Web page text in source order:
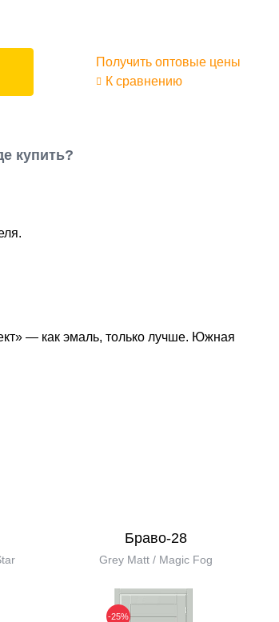
Получить оптовые цены
К сравнению
купить?
— как эмаль, только лучше. Южная
Браво-28
Grey Matt / Magic Fog
-25%